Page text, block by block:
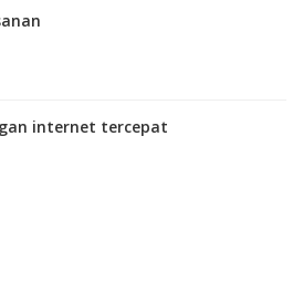
internet tercepat